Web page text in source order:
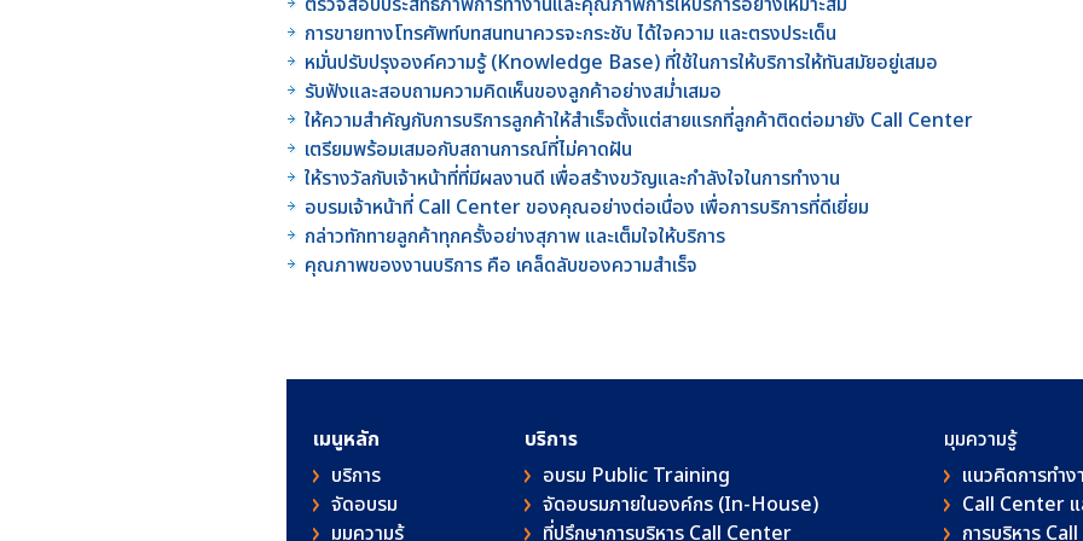
การขายทางโทรศัพท์บทสนทนาควรจะกระชับ ได้ใจความ และตรงประเด็น
หมั่นปรับปรุงองค์ความรู้ (Knowledge Base) ที่ใช้ในการให้บริการให้ทันสมัยอยู่เสมอ
รับฟังและสอบถามความคิดเห็นของลูกค้าอย่างสม่ำเสมอ
ให้ความสำคัญกับการบริการลูกค้าให้สำเร็จตั้งแต่สายแรกที่ลูกค้าติดต่อมายัง Call Center
เตรียมพร้อมเสมอกับสถานการณ์ที่ไม่คาดฝัน
ให้รางวัลกับเจ้าหน้าที่ที่มีผลงานดี เพื่อสร้างขวัญและกำลังใจในการทำงาน
อบรมเจ้าหน้าที่ Call Center ของคุณอย่างต่อเนื่อง เพื่อการบริการที่ดีเยี่ยม
กล่าวทักทายลูกค้าทุกครั้งอย่างสุภาพ และเต็มใจให้บริการ
คุณภาพของงานบริการ คือ เคล็ดลับของความสำเร็จ
เมนูหลัก
บริการ
จัดอบรม
มุมความรู้
บริการ
อบรม Public Training
จัดอบรมภายในองค์กร (In-House)
ที่ปรึกษาการบริหาร Call Center
มุมความรู้
แนวคิดการทำง
Call Center แ
การบริหาร